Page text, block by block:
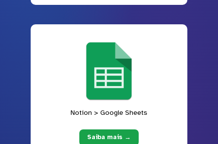
Notion > Google Sheets
Saiba mais →